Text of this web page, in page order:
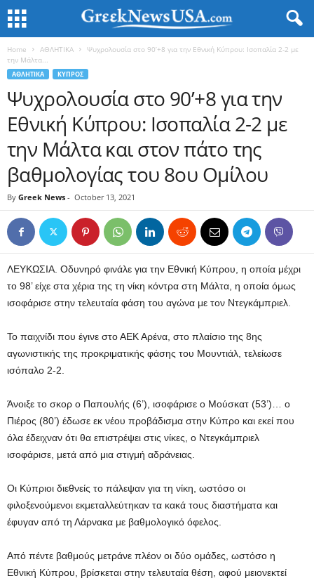
Home ΑΘΛΗΤΙΚΑ
Ψυχρολουσία στο 90’+8 για την Εθνική Κύπρου: Ισοπαλία 2-2 με
την Μάλτα...
ΑΘΛΗΤΙΚΑ ΚΥΠΡΟΣ
Ψυχρολουσία στο 90’+8 για την
Εθνική Κύπρου: Ισοπαλία 2-2 με
την Μάλτα και στον πάτο της
βαθμολογίας του 8ου Ομίλου
By Greek News - October 13, 2021
ΛΕΥΚΩΣΙΑ. Οδυνηρό φινάλε για την Εθνική Κύπρου, η οποία μέχρι
το 98’ είχε στα χέρια της τη νίκη κόντρα στη Μάλτα, η οποία όμως
ισοφάρισε στην τελευταία φάση του αγώνα με τον Ντεγκάμπριελ.
Το παιχνίδι που έγινε στο ΑΕΚ Αρένα, στο πλαίσιο της 8ης
αγωνιστικής της προκριματικής φάσης του Μουντιάλ, τελείωσε
ισόπαλο 2-2.
Άνοιξε το σκορ ο Παπουλής (6’), ισοφάρισε ο Μούσκατ (53’)… ο
Πιέρος (80’) έδωσε εκ νέου προβάδισμα στην Κύπρο και εκεί που
όλα έδειχναν ότι θα επιστρέψει στις νίκες, ο Ντεγκάμπριελ
ισοφάρισε, μετά από μια στιγμή αδράνειας.
Οι Κύπριοι διεθνείς το πάλεψαν για τη νίκη, ωστόσο οι
φιλοξενούμενοι εκμεταλλεύτηκαν τα κακά τους διαστήματα και
έφυγαν από τη Λάρνακα με βαθμολογικό όφελος.
Από πέντε βαθμούς μετράνε πλέον οι δύο ομάδες, ωστόσο η
Εθνική Κύπρου, βρίσκεται στην τελευταία θέση, αφού μειονεκτεί